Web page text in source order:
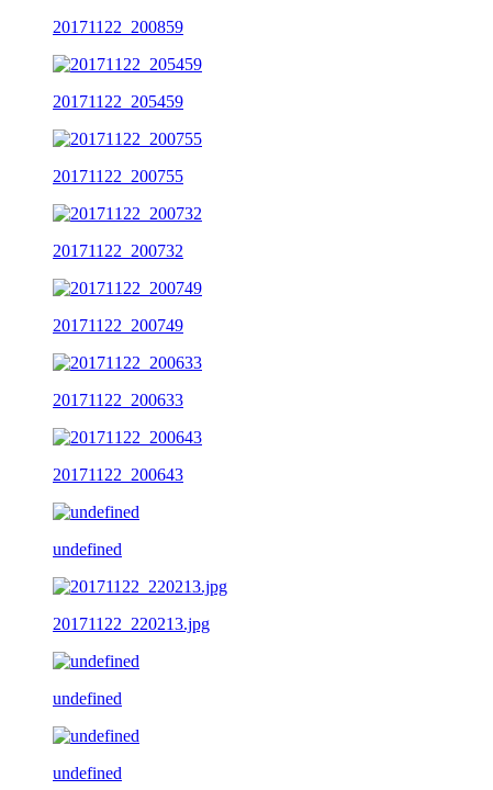
20171122_200859
20171122_205459
20171122_200755
20171122_200732
20171122_200749
20171122_200633
20171122_200643
undefined
20171122_220213.jpg
undefined
undefined